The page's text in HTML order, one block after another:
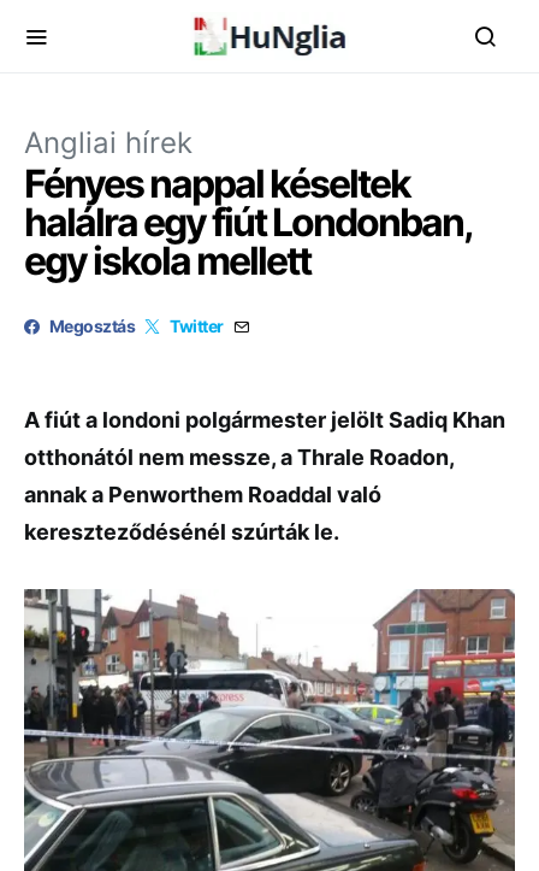
Angliai hírek
Fényes nappal késeltek
halálra egy fiút Londonban,
egy iskola mellett
Megosztás Twitter
A fiút a londoni polgármester jelölt Sadiq Khan
otthonától nem messze, a Thrale Roadon,
annak a Penworthem Roaddal való
kereszteződésénél szúrták le.